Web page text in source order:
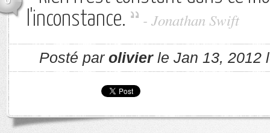
l'inconstance.
- Jonathan Swift
Posté par olivierle Jan 13, 2012